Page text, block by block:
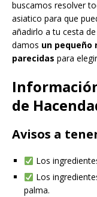
buscamos resolver
asiatico para que
añadirlo a tu cesta
damos un
parecidas para
de
Avisos a
Los
Los
palma.